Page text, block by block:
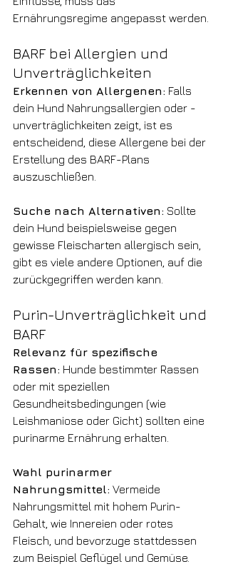
Ernährungsregime angepasst werden.
BARF bei Allergien und
Unverträglichkeiten
Erkennen von Allergenen: Falls
dein Hund Nahrungsallergien oder -
unverträglichkeiten zeigt, ist es
entscheidend, diese Allergene bei der
Erstellung des BARF-Plans
auszuschließen.
Suche nach Alternativen: Sollte
dein Hund beispielsweise gegen
gewisse Fleischarten allergisch sein,
gibt es viele andere Optionen, auf die
zurückgegriffen werden kann.
Purin-Unverträglichkeit und
BARF
Relevanz für spezifische
Rassen: Hunde bestimmter Rassen
oder mit speziellen
Gesundheitsbedingungen (wie
Leishmaniose oder Gicht) sollten eine
purinarme Ernährung erhalten.
Wahl purinarmer
Nahrungsmittel: Vermeide
Nahrungsmittel mit hohem Purin-
Gehalt, wie Innereien oder rotes
Fleisch, und bevorzuge stattdessen
zum Beispiel Geflügel und Gemüse.